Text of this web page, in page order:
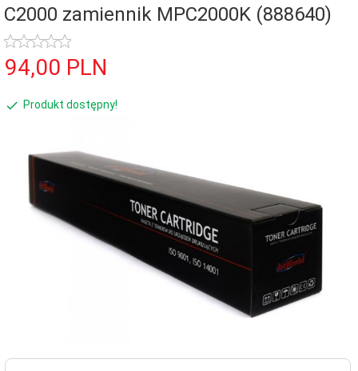
C2000 zamiennik MPC2000K (888640)
94,00 PLN
Produkt dostępny!